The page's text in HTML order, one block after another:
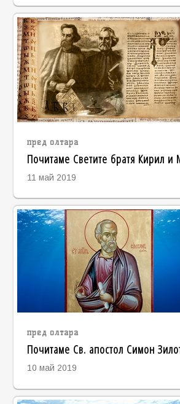
пред олтара
Почитаме Светите братя Кирил и
11 май 2019
пред олтара
Почитаме Св. апостол Симон
10 май 2019